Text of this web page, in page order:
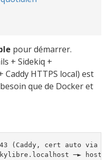
pour démarrer.
+ Sidekiq +
Caddy HTTPS local) est
que de Docker et
(Caddy, cert auto via
─►